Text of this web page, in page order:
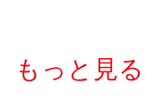
もっと見る